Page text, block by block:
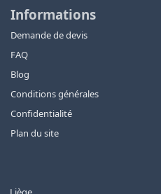
Informations
Demande de devis
FAQ
Blog
Conditions générales
Confidentialité
Plan du site